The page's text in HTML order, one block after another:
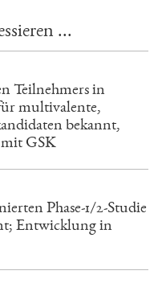
...
Teilnehmers in
multivalente,
bekannt,
GSK
Phase-1/2-Studie
Entwicklung in